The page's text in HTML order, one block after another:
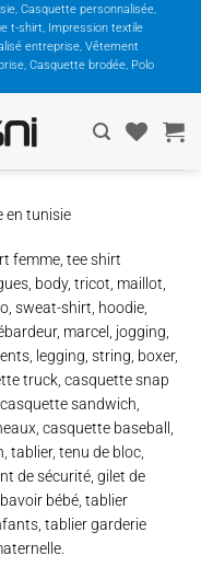
Casquette personnalisée,
t-shirt, Impression textile
entreprise, Vêtement
Casquette brodée, Polo
en tunisie
femme, tee shirt
body, tricot, maillot,
sweat-shirt, hoodie,
marcel, jogging,
legging, string, boxer,
truck, casquette snap
sandwich,
casquette baseball,
tablier, tenu de bloc,
de sécurité, gilet de
bébé, tablier
tablier garderie